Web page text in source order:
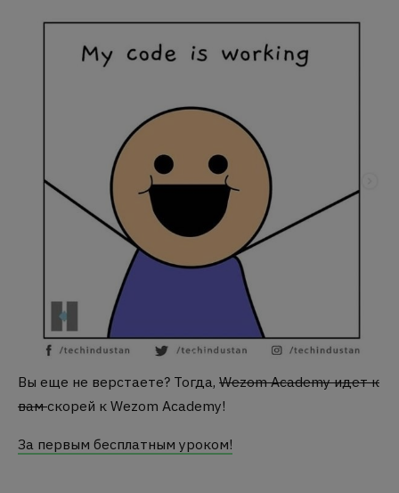
Вы еще не верстаете? Тогда, Wezom Academy идет к
вамскорей к Wezom Academy!
За первым бесплатным уроком!